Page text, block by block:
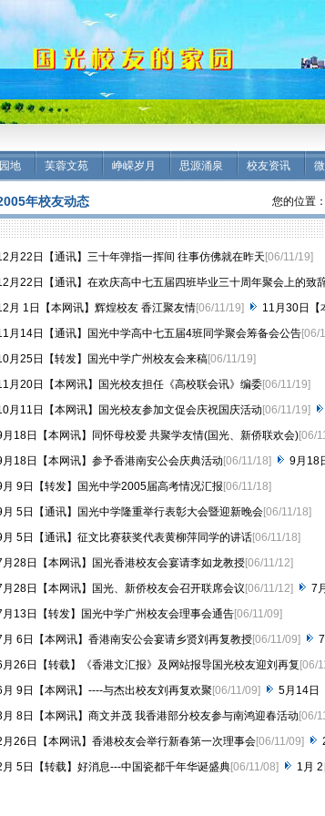
地 芙蓉文苑 峥嵘岁月 思源涌泉 校友资讯
年校友动态 您的位置：
月22日【通讯】三十年弹指一挥间 往事仿佛就在昨天 [06/11/19]
月22日【通讯】在欢庆高中七五届四班毕业三十周年聚会上的致
月 1日【本网讯】辉煌校友 香江聚友情[06/11/19] 11月30日【
月14日【通讯】国光中学高中七五届4班同学聚会筹备会公告[06/
月25日【转发】国光中学广州校友会来稿[06/11/19]
月20日【本网讯】国光校友担任《高校联会讯》编委[06/11/19]
月11日【本网讯】国光校友参加文促会庆祝国庆活动 [06/11/19]
月18日【本网讯】同怀母校爱 共聚学友情(国光、新侨联欢会)[06/
月18日【本网讯】参予香港南安公会庆典活动 [06/11/18] 9月18
月 9日【转发】国光中学2005届高考情况汇报 [06/11/18]
月 5日【通讯】国光中学隆重举行表彰大会暨迎新晚会[06/11/18]
月 5日【通讯】征文比赛获奖代表黄柳萍同学的讲话[06/11/18]
月28日【本网讯】国光香港校友会宴请李如龙教授[06/11/12]
月28日【本网讯】国光、新侨校友会召开联席会议 [06/11/12] 7
月13日【转发】国光中学广州校友会理事会通告[06/11/09]
月 6日【本网讯】香港南安公会宴请乡贤刘再复教授[06/11/09]
月26日【转载】《香港文汇报》及网站报导国光校友迎刘再复 [06/
月 9日【本网讯】----与杰出校友刘再复欢聚[06/11/09] 5月14日
月 8日【本网讯】商文并茂 我香港部分校友参与南鸿迎春活动 [06/
月26日【本网讯】香港校友会举行新春第一次理事会[06/11/09]
月 5日【转载】好消息---中国瓷都千年华诞盛典[06/11/08] 1月